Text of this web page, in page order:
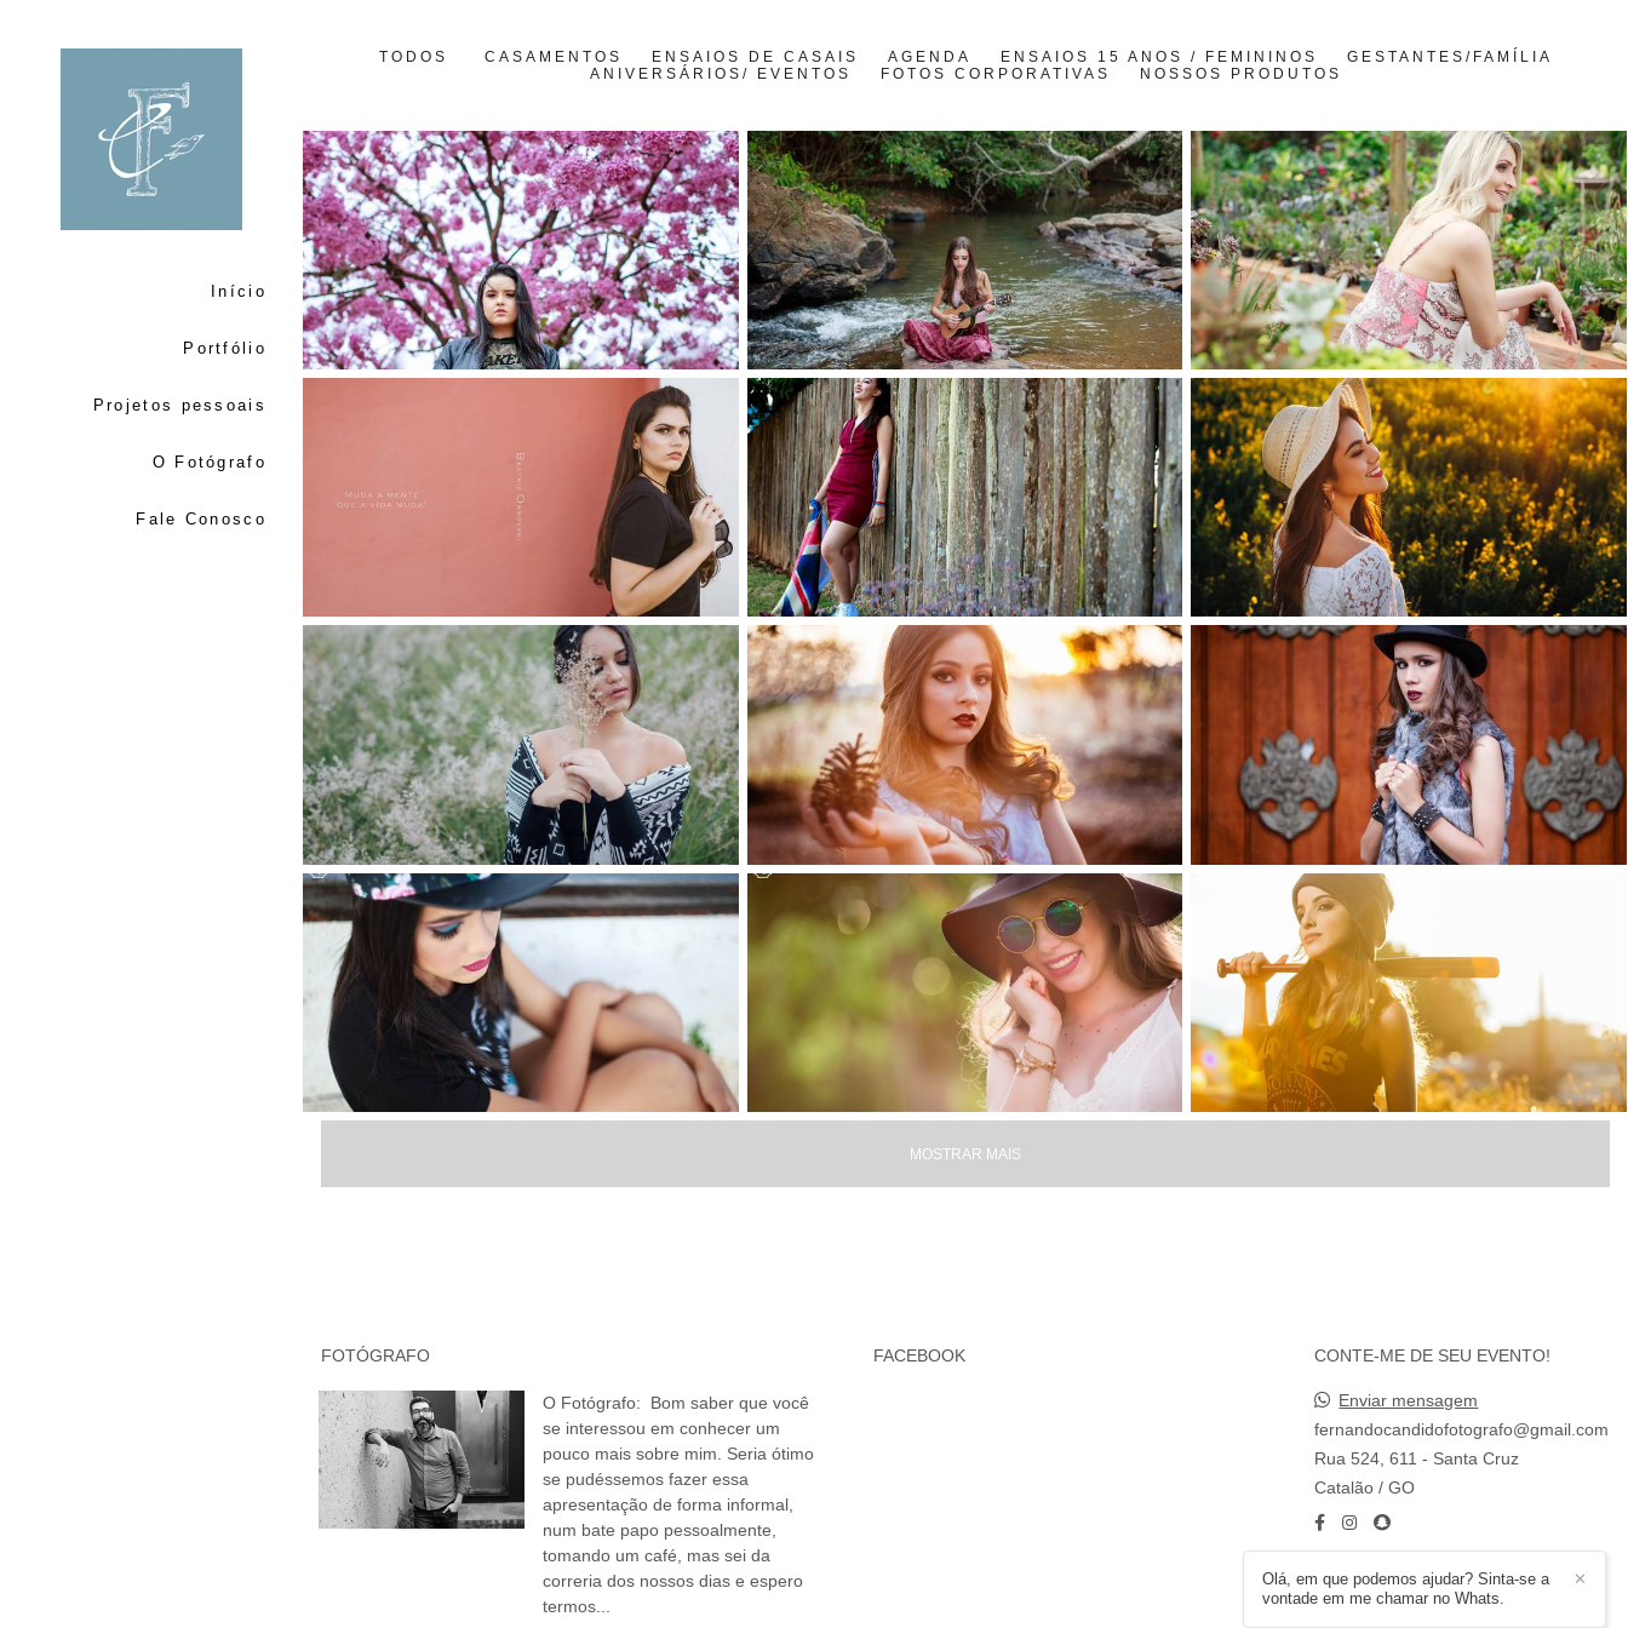
Início
Portfólio
Projetos pessoais
O Fotógrafo
Fale Conosco
TODOS CASAMENTOS ENSAIOS DE CASAIS AGENDA ENSAIOS 15 ANOS / FEMININOS
GESTANTES/FAMÍLIA
ANIVERSÁRIOS/ EVENTOS
FOTOS CORPORATIVAS NOSSOS PRODUTOS
MOSTRAR MAIS
FOTÓGRAFO
O Fotógrafo: Bom saber que você
se interessou em conhecer um
pouco mais sobre mim. Seria ótimo
se pudéssemos fazer essa
apresentação de forma informal,
num bate papo pessoalmente,
tomando um café, mas sei da
correria dos nossos dias e espero
termos...
FACEBOOK CONTE-ME DE SEU EVENTO!
Enviar mensagem
fernandocandidofotografo@gmail.com
Rua 524, 611 - Santa Cruz
Catalão / GO
CONTATO
✕
Olá, em que podemos ajudar? Sinta-se a
vontade em me chamar no Whats.